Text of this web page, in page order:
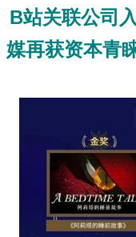
B站关联公司
媒再获资本青